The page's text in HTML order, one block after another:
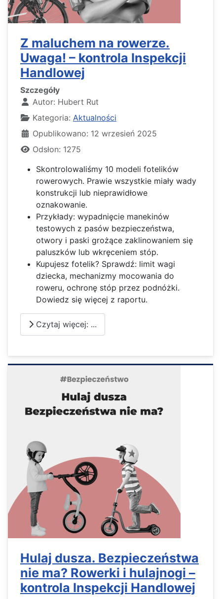
Z maluchem na rowerze.
Uwaga! – kontrola Inspekcji
Handlowej
Szczegóły
Autor: Hubert Rut
Kategoria: Aktualności
Opublikowano: 12 wrzesień 2025
Odsłon: 1275
Skontrolowaliśmy 10 modeli fotelików
rowerowych. Prawie wszystkie miały wady
konstrukcji lub nieprawidłowe
oznakowanie.
Przykłady: wypadnięcie manekinów
testowych z pasów bezpieczeństwa,
otwory i paski grożące zaklinowaniem się
paluszków lub wkręceniem stóp.
Kupujesz fotelik? Sprawdź: limit wagi
dziecka, mechanizmy mocowania do
roweru, ochronę stóp przez podnóżki.
Dowiedz się więcej z raportu.
Czytaj więcej: ...
Hulaj dusza. Bezpieczeństwa
nie ma? Rowerki i hulajnogi –
kontrola Inspekcji Handlowej